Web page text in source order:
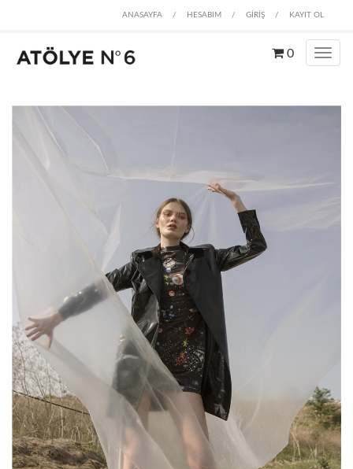
ANASAYFA / HESABIM / GİRİŞ / KAYIT OL
0